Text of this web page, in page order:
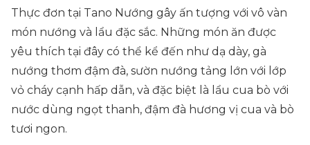
Thực đơn tại Tano Nướng gây ấn tượng với vô vàn
món nướng và lẩu đặc sắc. Những món ăn được
yêu thích tại đây có thể kể đến như dạ dày, gà
nướng thơm đậm đà, sườn nướng tảng lớn với lớp
vỏ cháy cạnh hấp dẫn, và đặc biệt là lẩu cua bò với
nước dùng ngọt thanh, đậm đà hương vị cua và bò
tươi ngon.